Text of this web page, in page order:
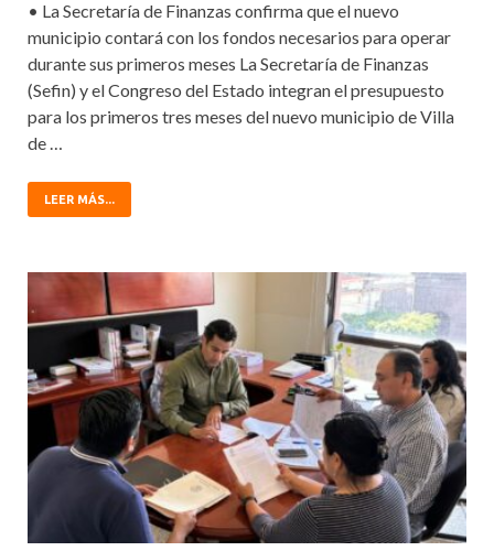
• La Secretaría de Finanzas confirma que el nuevo
municipio contará con los fondos necesarios para operar
durante sus primeros meses La Secretaría de Finanzas
(Sefin) y el Congreso del Estado integran el presupuesto
para los primeros tres meses del nuevo municipio de Villa
de …
LEER MÁS...